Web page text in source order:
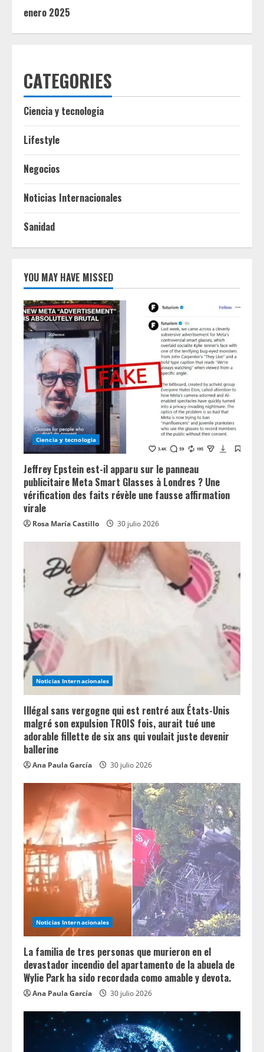
enero 2025
CATEGORIES
Ciencia y tecnologia
Lifestyle
Negocios
Noticias Internacionales
Sanidad
YOU MAY HAVE MISSED
Ciencia y tecnologia
Jeffrey Epstein est-il apparu sur le panneau
publicitaire Meta Smart Glasses à Londres ? Une
vérification des faits révèle une fausse affirmation
virale
Rosa María Castillo 30 julio 2026
Noticias Internacionales
Illégal sans vergogne qui est rentré aux États-Unis
malgré son expulsion TROIS fois, aurait tué une
adorable fillette de six ans qui voulait juste devenir
ballerine
Ana Paula García 30 julio 2026
Noticias Internacionales
La familia de tres personas que murieron en el
devastador incendio del apartamento de la abuela de
Wylie Park ha sido recordada como amable y devota.
Ana Paula García 30 julio 2026